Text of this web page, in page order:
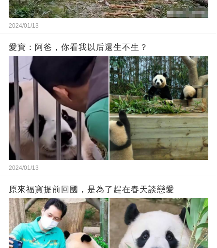
2024/01/13
愛寶：阿爸，你看我以后還生不生？
2024/01/13
原來福寶提前回國，是為了趕在春天談戀愛